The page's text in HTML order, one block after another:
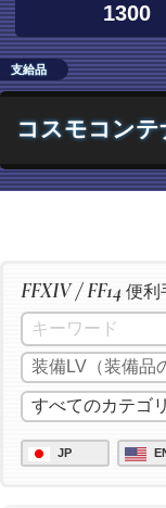
1300
支給品
コスモコンテ
FFXIV / FF14 便利
JP